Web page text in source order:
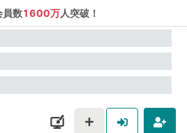
員数1600万人突破！